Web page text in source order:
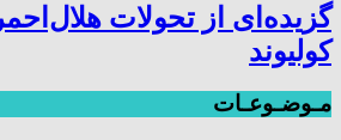
گزیده‌ای از تحولات
کولیوند
مـوضـوعـات